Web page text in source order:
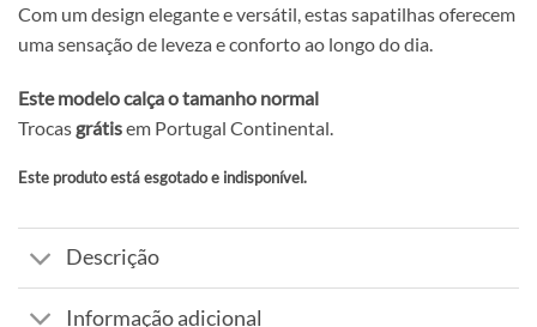
Com um design elegante e versátil, estas sapatilhas oferecem
uma sensação de leveza e conforto ao longo do dia.
Este modelo calça o tamanho normal
Trocas grátisem Portugal Continental.
Este produto está esgotado e indisponível.
Alternative:
Descrição
Informação adicional